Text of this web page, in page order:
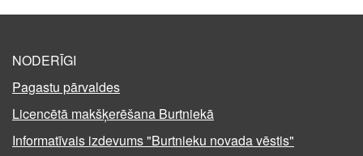
NODERĪGI
Pagastu pārvaldes
Licencētā makšķerēšana Burtniekā
Informatīvais izdevums "Burtnieku novada vēstis"